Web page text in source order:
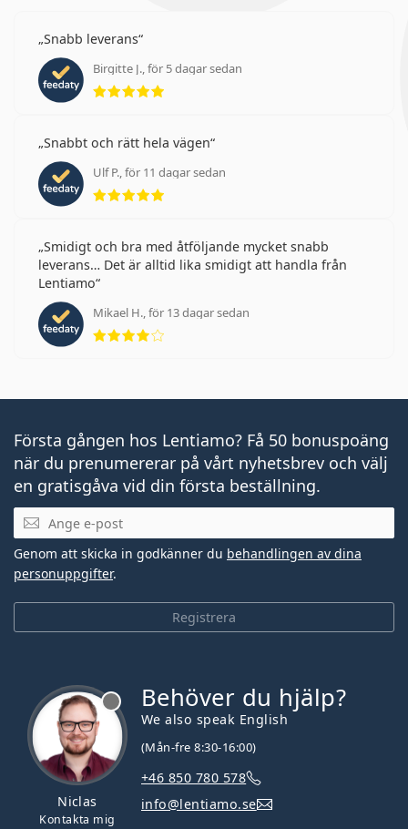
Snabb leverans
Birgitte J., för 5 dagar sedan
Betyg 5 av 5
Snabbt och rätt hela vägen
Ulf P., för 11 dagar sedan
Betyg 5 av 5
Smidigt och bra med åtföljande mycket snabb
leverans… Det är alltid lika smidigt att handla från
Lentiamo
Mikael H., för 13 dagar sedan
Betyg 4 av 5
Första gången hos Lentiamo? Få 50 bonuspoäng
när du prenumererar på vårt nyhetsbrev och välj
en gratisgåva vid din första beställning.
Mejladress
Registrera
Genom att skicka in godkänner du behandlingen av dina
personuppgifter.
Niclas
Kontakta mig
Behöver du hjälp?
We also speak English
(Mån-fre 8:30-16:00)
+46 850 780 578
info@lentiamo.se